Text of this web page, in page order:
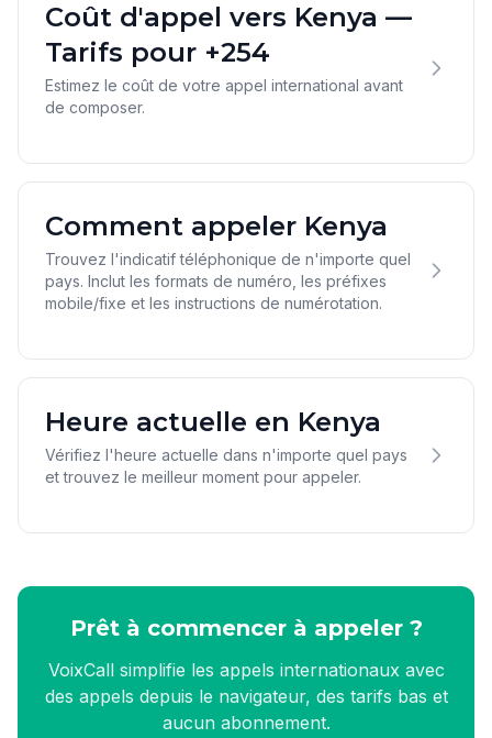
Coût d'appel vers Kenya —
Tarifs pour +254
Estimez le coût de votre appel international avant
de composer.
Comment appeler Kenya
Trouvez l'indicatif téléphonique de n'importe quel
pays. Inclut les formats de numéro, les préfixes
mobile/fixe et les instructions de numérotation.
Heure actuelle en Kenya
Vérifiez l'heure actuelle dans n'importe quel pays
et trouvez le meilleur moment pour appeler.
Prêt à commencer à appeler ?
VoixCall simplifie les appels internationaux avec
des appels depuis le navigateur, des tarifs bas et
aucun abonnement.